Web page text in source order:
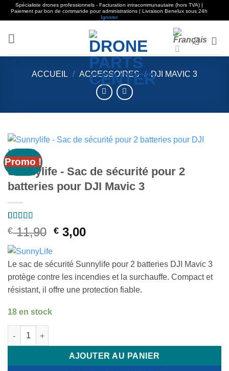
Spécialiste drones professionnels - Facturation intracommunautaire (hors TVA) |
Paiement par bon de commande pour administrations | Livraison Benelux sous 24h
Ignorer
ACCUEIL / ACCESSOIRES / DJI MAVIC 3
Promo !
Sunnylife - Sac de sécurité pour 2
batteries pour DJI Mavic 3
Noté5
sur 5
basé sur
1
notation
client
€11,90 Le
était :
€ 11,90.
€ 3,00Le
est :
€ 3,00.
Le sac de sécurité Sunnylife pour 2 batteries DJI Mavic 3
protège contre les incendies et la surchauffe. Compact et
résistant, il offre une protection fiable.
18 en stock
quantité de Sunnylife - Sac de sécurité pour 2 batteries pour
AJOUTER AU PANIER